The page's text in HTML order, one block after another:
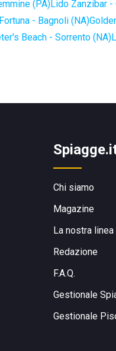
(PA)Lido Zanzibar -
- Bagnoli (NA)
Beach - Sorrento (NA)
Chi siamo
Magazine
La nostra
Redazione
F.A.Q.
Gestionale
Gestionale